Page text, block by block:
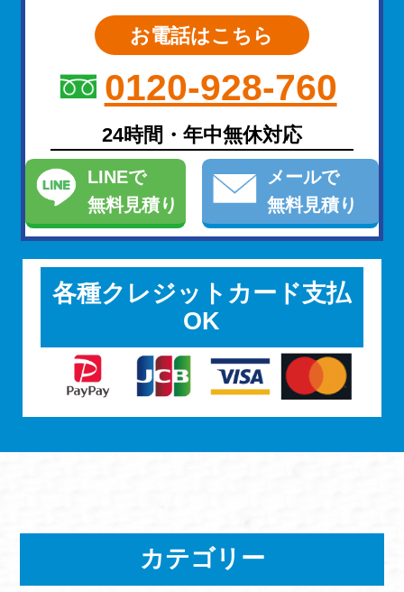
お電話はこちら
0120-928-760
24時間・年中無休対応
LINEで
無料見積り
メールで
無料見積り
各種クレジットカード支払
OK
カテゴリー